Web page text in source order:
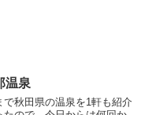
温泉
で秋田県の温泉を1軒も紹介